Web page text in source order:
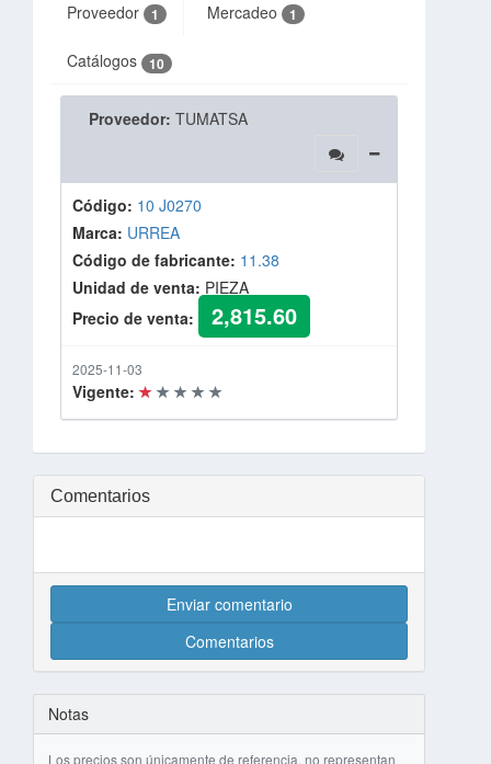
Proveedor 1 Mercadeo 1
Catálogos 10
Proveedor: TUMATSA
Código: 10 J0270
Marca: URREA
Código de fabricante: 11.38
Unidad de venta: PIEZA
Precio de venta:
2,815.60
2025-11-03
Vigente:
Comentarios
Enviar comentario
Comentarios
Notas
Los precios son únicamente de referencia, no representan